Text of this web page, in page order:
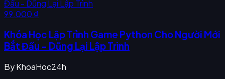
99.000 ₫
Khóa Học Lập Trình Game Python Cho Người Mới
Bắt Đầu - Dũng Lại Lập Trình
ByKhoaHoc24h